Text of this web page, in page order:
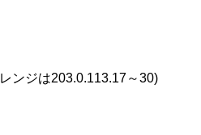
ンジは203.0.113.17～30)